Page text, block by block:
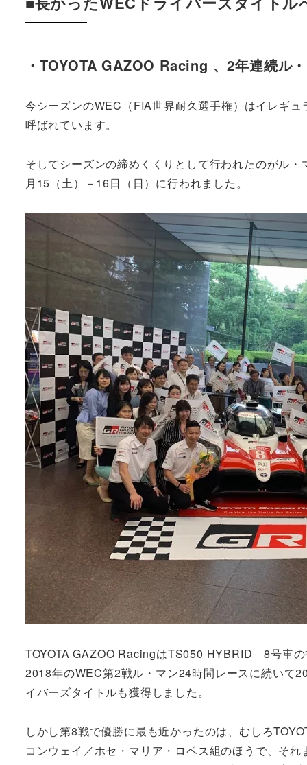
・TOYOTA GAZOO Racing 、2年連続ル
今シーズンのWEC（FIA世界耐久選手権）はイレギ
呼ばれています。
そしてシーズンの締めくくりとして行われたのがル
月15（土）－16日（日）に行われました。
TOYOTA GAZOO RacingはTS050 HYBRID 8号車
2018年のWEC第2戦ル・マン24時間レースに続いて
イバーズタイトルも獲得しました。
しかし第8戦で優勝に最も近かったのは、むしろ
コンウェイ／ホセ・マリア・ロペス組のほうで、そ